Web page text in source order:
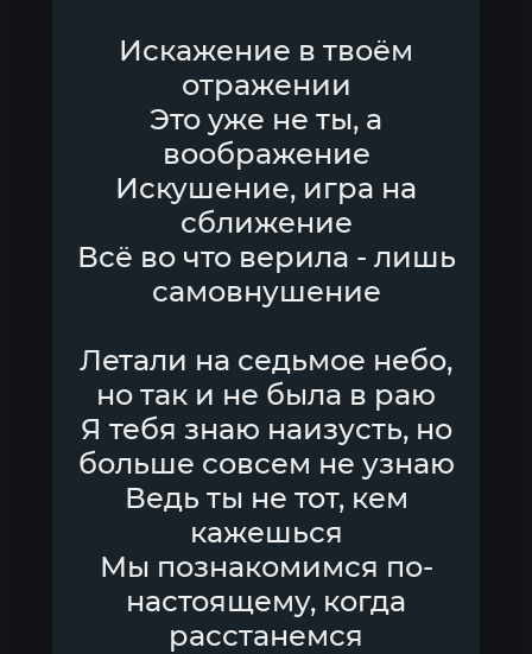
Искажение в твоём
отражении
Это уже не ты, а
воображение
Искушение, игра на
сближение
Всё во что верила - лишь
самовнушение
Летали на седьмое небо,
но так и не была в раю
Я тебя знаю наизусть, но
больше совсем не узнаю
Ведь ты не тот, кем
кажешься
Мы познакомимся по-
настоящему, когда
расстанемся